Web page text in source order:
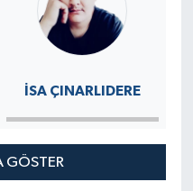
İSA ÇINARLIDERE
GÖSTER